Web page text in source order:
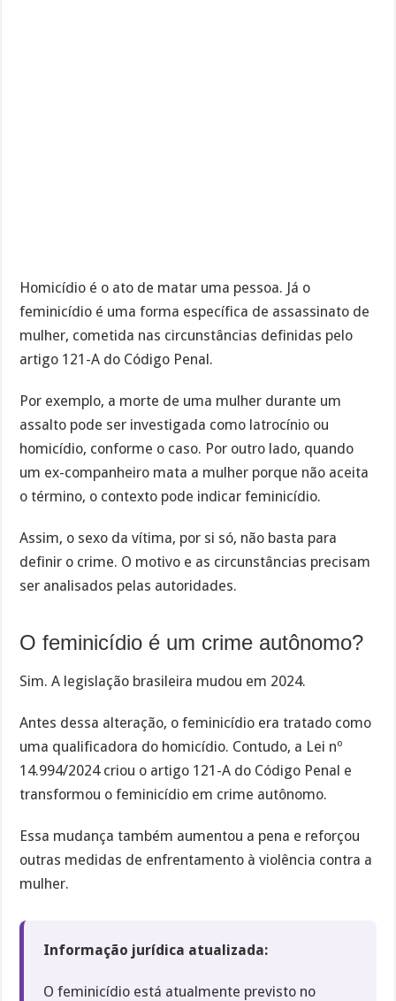
Homicídio é o ato de matar uma pessoa. Já o
feminicídio é uma forma específica de assassinato de
mulher, cometida nas circunstâncias definidas pelo
artigo 121-A do Código Penal.
Por exemplo, a morte de uma mulher durante um
assalto pode ser investigada como latrocínio ou
homicídio, conforme o caso. Por outro lado, quando
um ex-companheiro mata a mulher porque não aceita
o término, o contexto pode indicar feminicídio.
Assim, o sexo da vítima, por si só, não basta para
definir o crime. O motivo e as circunstâncias precisam
ser analisados pelas autoridades.
O feminicídio é um crime autônomo?
Sim. A legislação brasileira mudou em 2024.
Antes dessa alteração, o feminicídio era tratado como
uma qualificadora do homicídio. Contudo, a Lei nº
14.994/2024 criou o artigo 121-A do Código Penal e
transformou o feminicídio em crime autônomo.
Essa mudança também aumentou a pena e reforçou
outras medidas de enfrentamento à violência contra a
mulher.
Informação jurídica atualizada:
O feminicídio está atualmente previsto no